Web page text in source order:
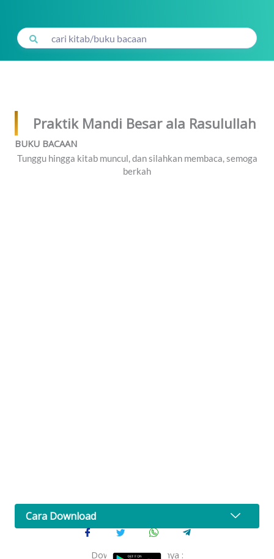
konten
Praktik Mandi Besar ala Rasulullah
BUKU BACAAN
Tunggu hingga kitab muncul, dan silahkan membaca, semoga
berkah
Cara Download
Download Aplikasinya :